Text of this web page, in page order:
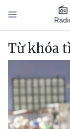
Nhảy đến nội dung
Main
Từ khóa